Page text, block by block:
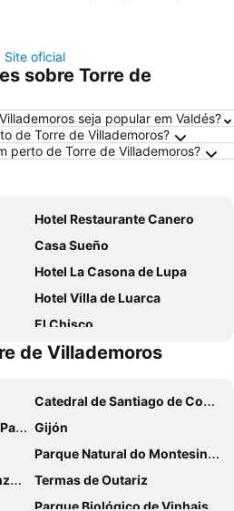
Site oficial
sobre Torre de
seja popular em Valdés?
de Torre de Villademoros?
perto de Torre de Villademoros?
Hotel Restaurante Canero
Casa Sueño
Hotel La Casona de Lupa
Hotel Villa de Luarca
El Chisco
Hotel Lupa
Finca Portizuelo
Hotel Baltico
Hotel Regueiro
Gastronómico Cabo Vidio
El Gato Gordo Riders House
de Villademoros
Catedral de Santiago de Compostela
Gijón
Parque Natural do Montesinho
Termas de Outariz
Parque Biológico de Vinhais